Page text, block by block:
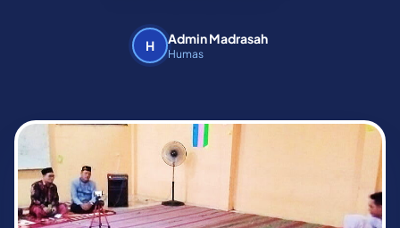
H Admin Madrasah
Humas